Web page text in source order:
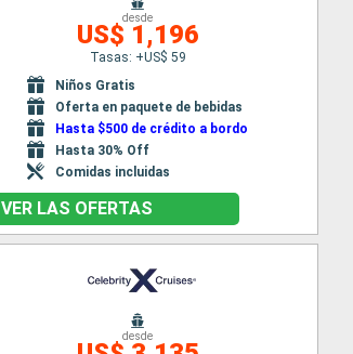
desde
US$ 1,196
Tasas: +US$ 59
Niños Gratis
Oferta en paquete de bebidas
Hasta $500 de crédito a bordo
Hasta 30% Off
Comidas incluidas
VER LAS OFERTAS
desde